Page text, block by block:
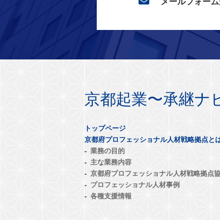
京都起業〜承継ナ
トップページ
京都府プロフェッショナル人材戦略拠点と
業務の目的
主な業務内容
京都府プロフェッショナル人材戦略拠点
プロフェッショナル人材事例
各種支援情報